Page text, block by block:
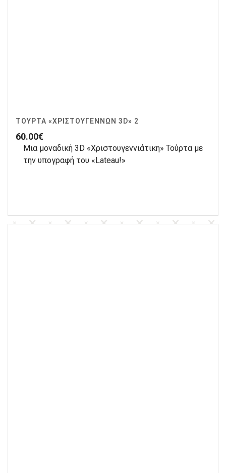
ΤΟΎΡΤΑ «ΧΡΙΣΤΟΥΓΈΝΝΩΝ 3D» 2
60.00€
Μια μοναδική 3D «Χριστουγεννιάτικη» Τούρτα με
την υπογραφή του «Lateau!»